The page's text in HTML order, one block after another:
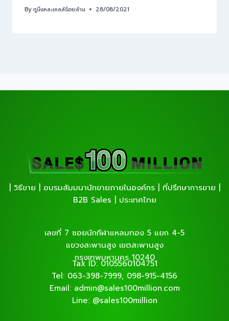
Byกูนี่แหละเซลล์ร้อยล้าน 28/08/2021
| วิธีขาย | อบรมสัมมนานักขายภายในองค์กร | ที่ปรึกษาการขาย |
B2B Sales | ประเทศไทย
เลขที่ 7 ซอยนักกีฬาแหลมทอง 5 แยก 4-5
แขวงสะพานสูง เขตสะพานสูง
กรุงเทพมหานคร 10240
Tax ID: 0105560104751
Tel: 063-398-7999, 098-915-4156
Email: admin@sales100million.com
Line: @sales100million